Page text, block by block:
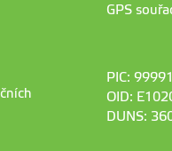
GPS
PIC:
OID:
DUNS: